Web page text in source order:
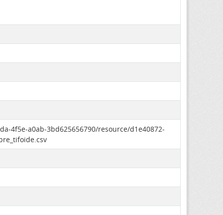
4f5e-a0ab-3bd625656790/resource/d1e40872-